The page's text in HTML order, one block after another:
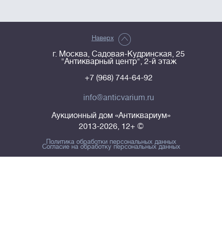
Наверх
г. Москва, Садовая-Кудринская, 25
"Антикварный центр", 2-й этаж
+7 (968) 744-64-92
info@anticvarium.ru
Аукционный дом «Антиквариум»
2013-2026, 12+ ©
Политика обработки персональных данных
Согласие на обработку персональных данных